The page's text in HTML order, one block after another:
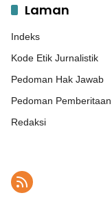
Laman
Indeks
Kode Etik Jurnalistik
Pedoman Hak Jawab
Pedoman
Redaksi